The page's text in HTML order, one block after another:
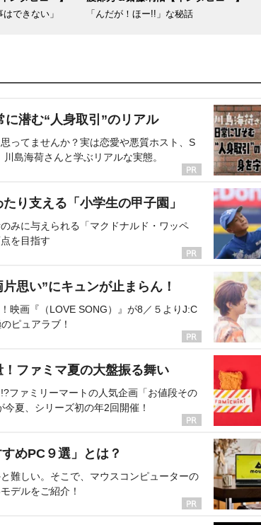
できない」 「んだが！ほー!!」な秘話
に潜む“人身取引”のリアル
ってませんか？実は恋愛や悪質ホスト、S
島海荷さんと学ぶリアルな実態。
り支える「小学生の甲子園」
みに与えられる「マクドナルド・ワッペ
を目指す
思い”にキュンが止まらん！
映画『（LOVE SONG）』が8／５よりJ:C
ピュアラブ！
ファミマ夏の大盤振る舞い
ファミリーマートの人気企画「お値段その
夏、シリーズ初の年2回開催！
めPC９選」とは？
難しい。そこで、マウスコンピューターの
デルをご紹介！